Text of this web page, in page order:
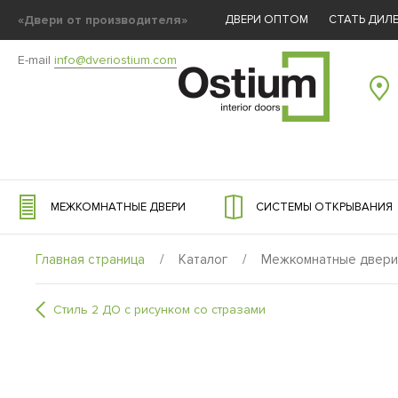
«Двери от производителя» ДВЕРИ ОПТОМ СТАТЬ
E-mail info@dveriostium.com
МЕЖКОМНАТНЫЕ ДВЕРИ СИСТЕМЫ ОТКРЫВАНИЯ
Главная страница / Каталог / Межкомнатные двери
Стиль 2 ДО с рисунком со стразами